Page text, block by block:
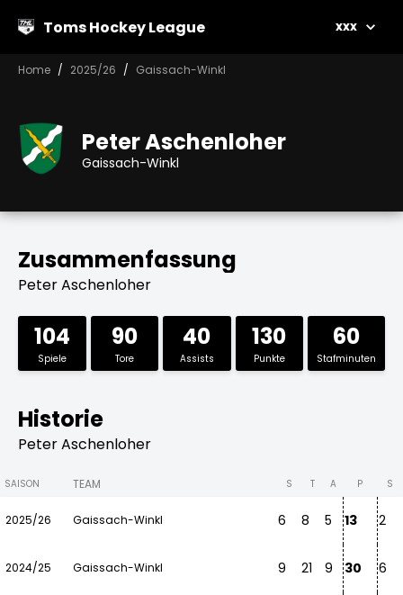
Toms Hockey League xxx
Home 2025/26 Gaissach-Winkl
Peter Aschenloher
Gaissach-Winkl
Zusammenfassung
Peter Aschenloher
104
Spiele
90
Tore
40
Assists
130
Punkte
60
Stafminuten
Historie
Peter Aschenloher
SAISON TEAM S T A P S
2025/26 Gaissach-Winkl 6 8 5 13 2
2024/25 Gaissach-Winkl 9 21 9 30 6